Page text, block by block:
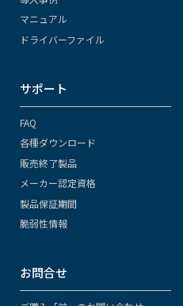
マニュアル
ドライバーファイル
サポート
FAQ
各種ダウンロード
販売終了製品
メーカー認定資格
製品保証期間
脆弱性情報
お問合せ